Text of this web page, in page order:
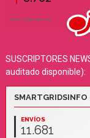
SUSCRIPTORES
auditado disponible):